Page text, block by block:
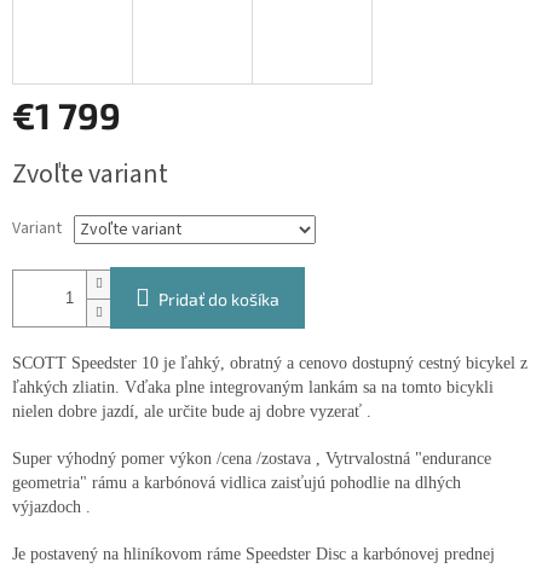
€1 799
cena:
Zvoľte variant
Variant
Pridať do košíka
SCOTT Speedster 10 je ľahký, obratný a cenovo dostupný cestný bicykel z
ľahkých zliatin. Vďaka plne integrovaným lankám sa na tomto bicykli
nielen dobre jazdí, ale určite bude aj dobre vyzerať .
Super výhodný pomer výkon /cena /zostava , Vytrvalostná "endurance
geometria" rámu a karbónová vidlica zaisťujú pohodlie na dlhých
výjazdoch .
Je postavený na hliníkovom ráme Speedster Disc a karbónovej prednej